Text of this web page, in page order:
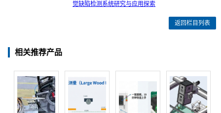
觉缺陷检测系统研究与应用探索
返回栏目列表
相关推荐产品